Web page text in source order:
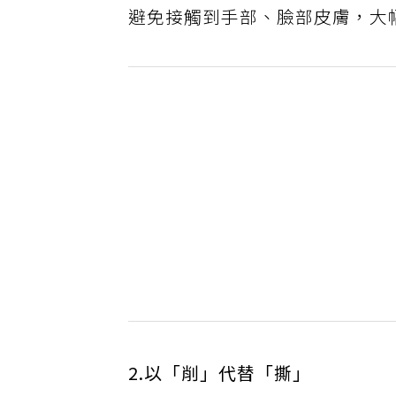
避免接觸到手部、臉部皮膚，大
2.以「削」代替「撕」